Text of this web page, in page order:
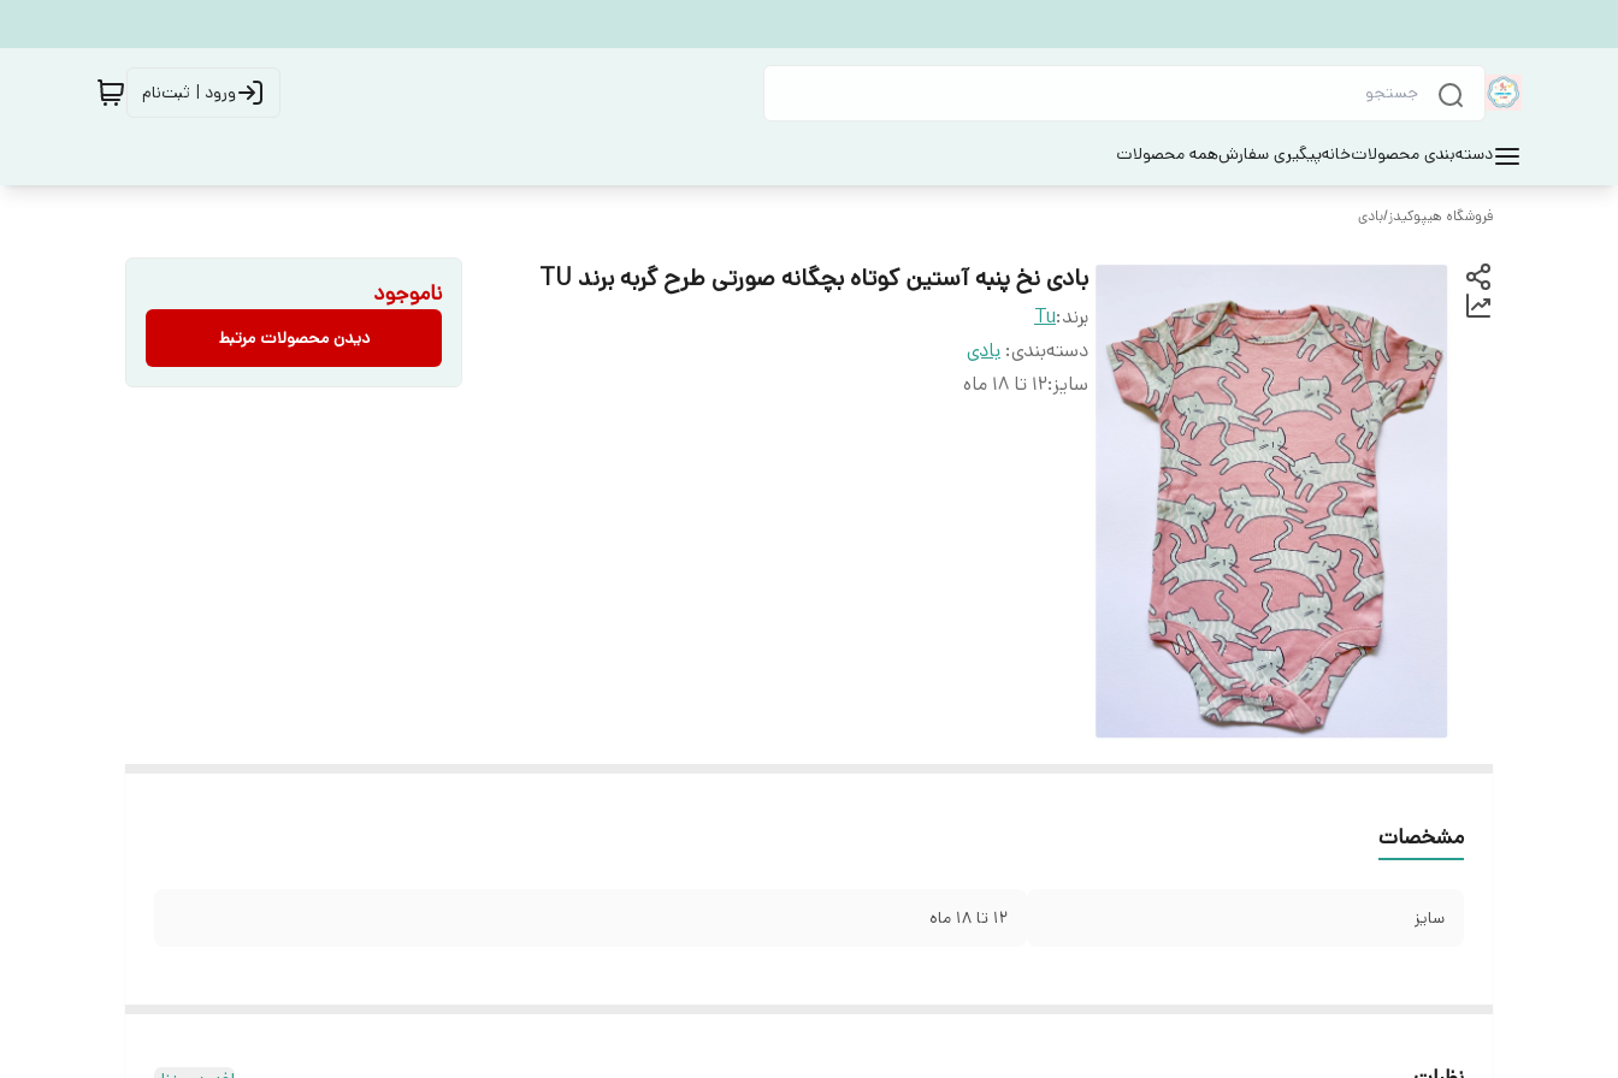
ورود | ثبت‌نام
دسته‌بندی محصولاتخانهپیگیری سفارشهمه محصولات
فروشگاه هیپوکیدز/بادی
بادی نخ پنبه آستین کوتاه بچگانه صورتی طرح گربه برند TU
برند:Tu
دسته‌بندی: بادی
سایز:۱۲ تا ۱۸ ماه
ناموجود
دیدن محصولات مرتبط
مشخصات
سایز ۱۲ تا ۱۸ ماه